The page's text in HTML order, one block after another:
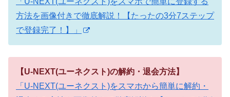
方法を画像付きで徹底解説！【たったの3分7ステップ
で登録完了！】」
【U-NEXT(ユーネクスト)の解約・退会方法】
「U-NEXT(ユーネクスト)をスマホから簡単に解約・